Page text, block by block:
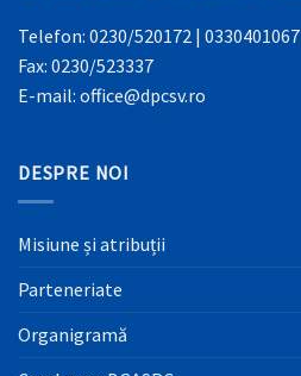
Telefon: 0230/520172 | 0330401067
Fax: 0230/523337
E-mail: office@dpcsv.ro
DESPRE NOI
Misiune și atribuții
Parteneriate
Organigramă